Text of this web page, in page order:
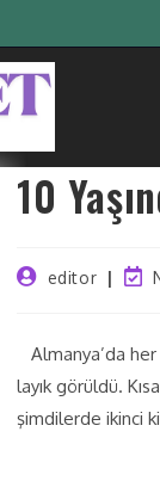
10
editor
Almanya’da
layık görüldü.
şimdilerde ikinci